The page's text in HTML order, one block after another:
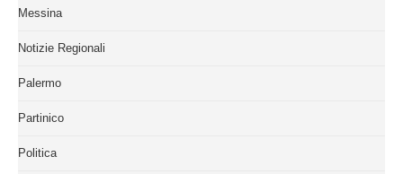
Messina
Notizie Regionali
Palermo
Partinico
Politica